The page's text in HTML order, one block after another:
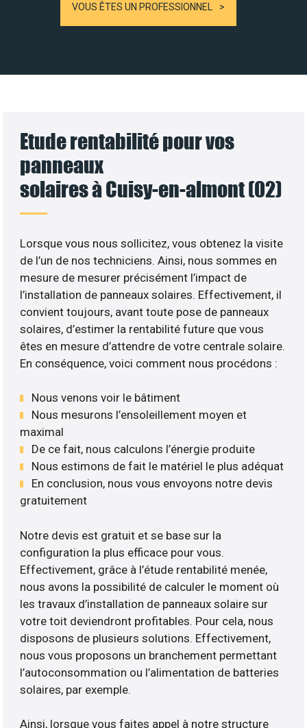
VOUS ÊTES UN PROFESSIONNEL
Etude rentabilité pour vos
panneaux
solaires à Cuisy-en-almont (02)
Lorsque vous nous sollicitez, vous obtenez la visite
de l’un de nos techniciens. Ainsi, nous sommes en
mesure de mesurer précisément l’impact de
l’installation de panneaux solaires. Effectivement, il
convient toujours, avant toute pose de panneaux
solaires, d’estimer la rentabilité future que vous
êtes en mesure d’attendre de votre centrale solaire.
En conséquence, voici comment nous procédons :
Nous venons voir le bâtiment
Nous mesurons l’ensoleillement moyen et
maximal
De ce fait, nous calculons l’énergie produite
Nous estimons de fait le matériel le plus adéquat
En conclusion, nous vous envoyons notre devis
gratuitement
Notre devis est gratuit et se base sur la
configuration la plus efficace pour vous.
Effectivement, grâce à l’étude rentabilité menée,
nous avons la possibilité de calculer le moment où
les travaux d’installation de panneaux solaire sur
votre toit deviendront profitables. Pour cela, nous
disposons de plusieurs solutions. Effectivement,
nous vous proposons un branchement permettant
l’autoconsommation ou l’alimentation de batteries
solaires, par exemple.
Ainsi, lorsque vous faites appel à notre structure